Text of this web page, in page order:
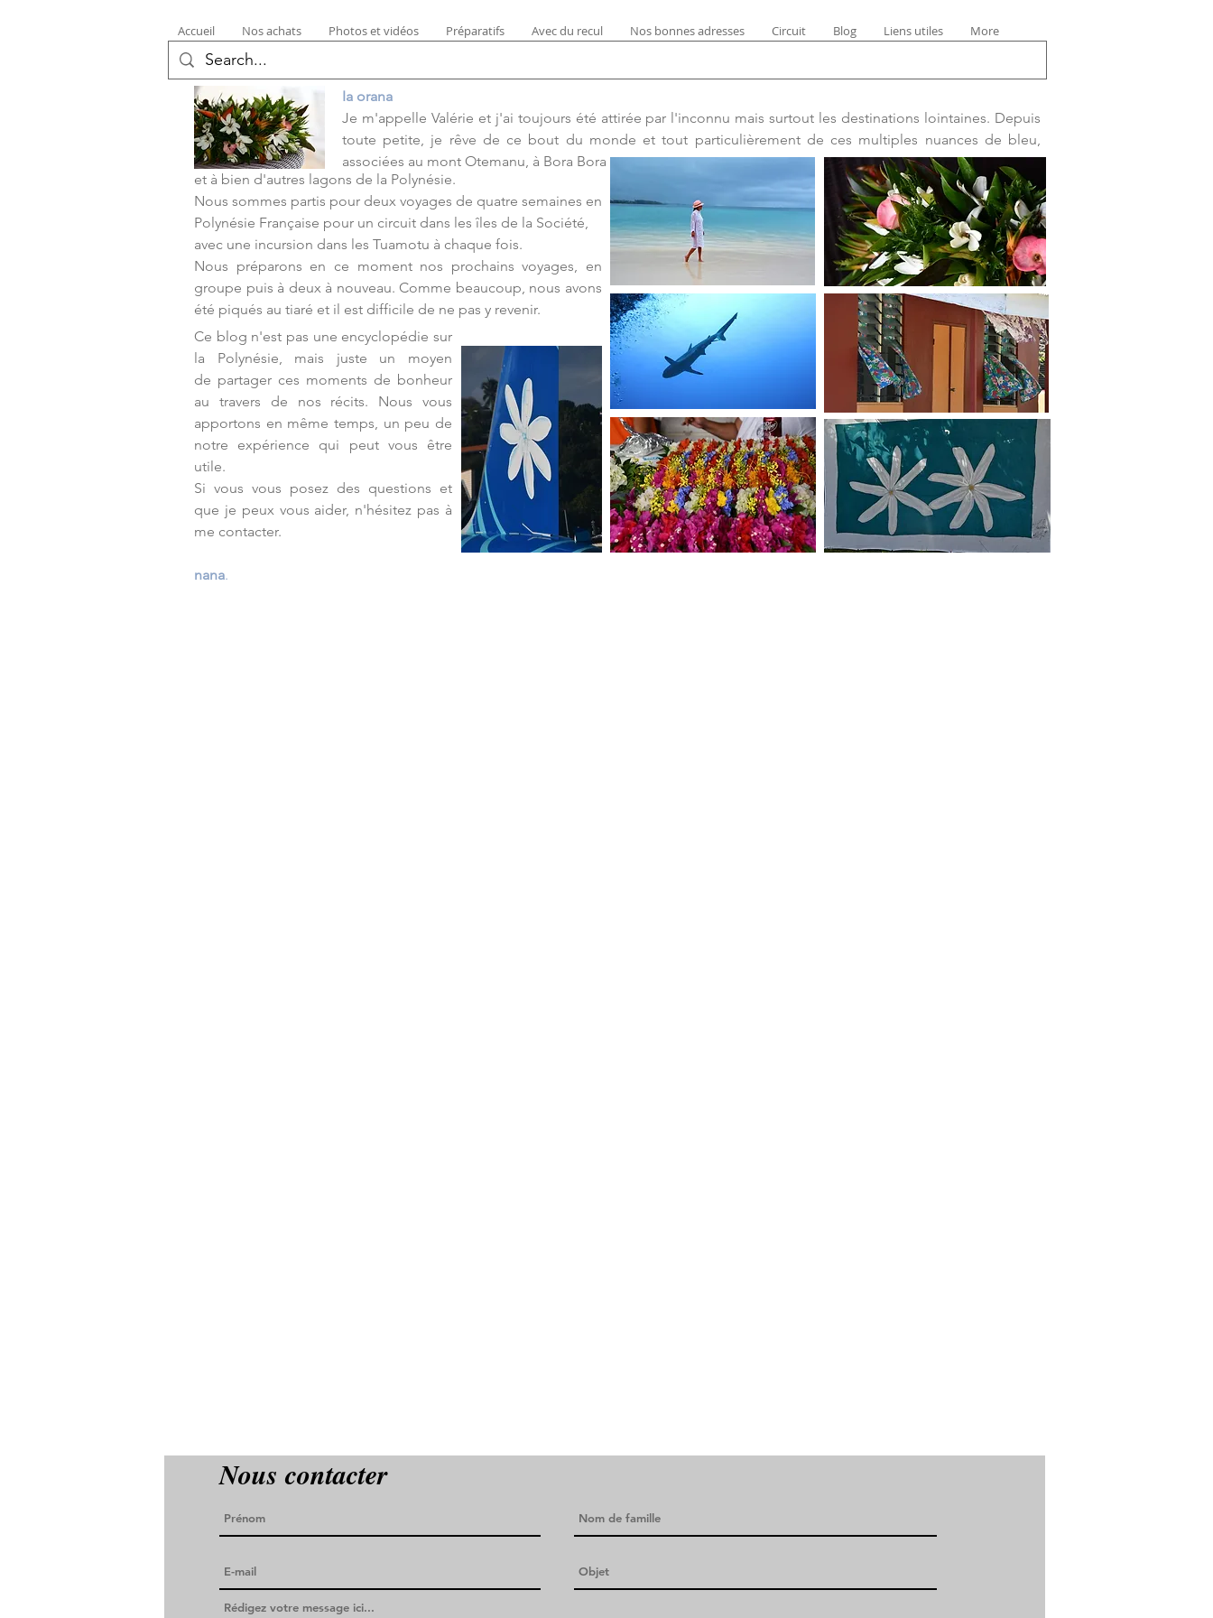
Accueil Nos achats Photos et vidéos Préparatifs Avec du recul Nos bonnes adresses Circuit Blog Liens utiles More
et à bien d'autres lagons de la Polynésie.
Nous sommes partis pour deux voyages de quatre semaines en
Polynésie Française pour un circuit dans les îles de la Société,
avec une incursion dans les Tuamotu à chaque fois.
Nous préparons en ce moment nos prochains voyages, en
groupe puis à deux à nouveau. Comme beaucoup, nous avons
été piqués au tiaré et il est difficile de ne pas y revenir.
Ia orana
Je m'appelle Valérie et j'ai toujours été attirée par l'inconnu mais surtout les destinations lointaines. Depuis
toute petite, je rêve de ce bout du monde et tout particulièrement de ces multiples nuances de bleu,
associées au mont Otemanu, à Bora Bora
Ce blog n'est pas une encyclopédie sur
la Polynésie, mais juste un moyen
de partager ces moments de bonheur
au travers de nos récits. Nous vous
apportons en même temps, un peu de
notre expérience qui peut vous être
utile.
Si vous vous posez des questions et
que je peux vous aider, n'hésitez pas à
me contacter.
nana.
Nous contacter